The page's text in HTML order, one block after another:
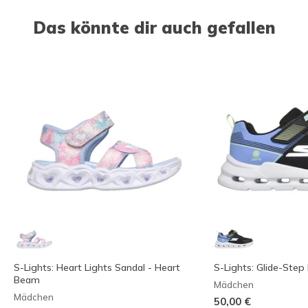
Das könnte dir auch gefallen
S-Lights: Heart Lights Sandal - Heart
Beam
Mädchen
S-Lights: Glide-Step
Mädchen
50,00 €